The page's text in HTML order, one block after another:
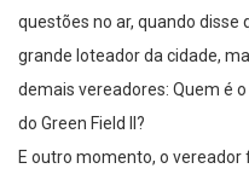
questões no ar, quando disse
grande loteador da cidade,
demais vereadores: Quem é
do Green Field II?
E outro momento, o